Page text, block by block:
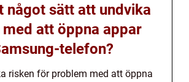
något sätt att undvika
att öppna appar
telefon?
risken för problem med att öppna